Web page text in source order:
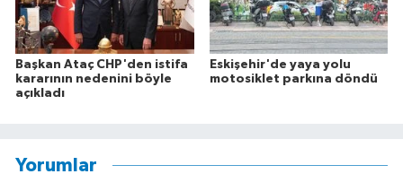
Başkan Ataç CHP'den istifa
kararının nedenini böyle
açıkladı
Eskişehir'de yaya yolu
motosiklet parkına döndü
Yorumlar